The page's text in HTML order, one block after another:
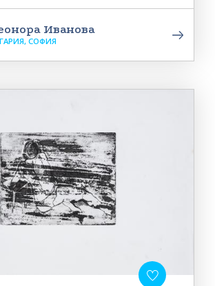
Иванова
СОФИЯ